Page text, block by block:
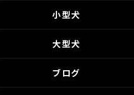
小型犬
大型犬
ブログ